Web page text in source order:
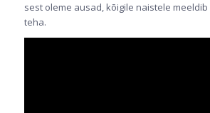
sest oleme ausad, kõigile naistele
teha.